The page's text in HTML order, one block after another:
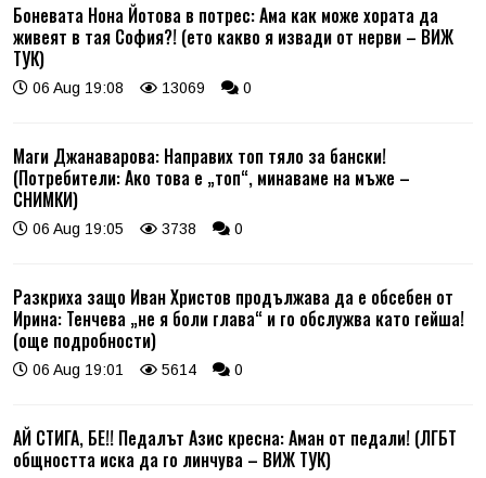
Боневата Нона Йотова в потрес: Ама как може хората да
живеят в тая София?! (ето какво я извади от нерви – ВИЖ
ТУК)
06 Aug 19:08 13069 0
Маги Джанаварова: Направих топ тяло за бански!
(Потребители: Ако това е „топ“, минаваме на мъже –
СНИМКИ)
06 Aug 19:05 3738 0
Разкриха защо Иван Христов продължава да е обсебен от
Ирина: Тенчева „не я боли глава“ и го обслужва като гейша!
(още подробности)
06 Aug 19:01 5614 0
АЙ СТИГА, БЕ!! Педалът Азис кресна: Аман от педали! (ЛГБТ
общността иска да го линчува – ВИЖ ТУК)